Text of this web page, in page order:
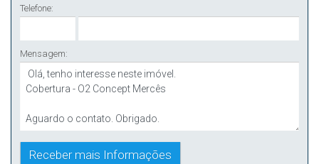
Telefone:
Mensagem: